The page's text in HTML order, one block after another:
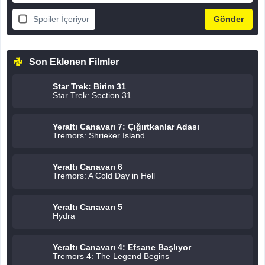
Spoiler İçeriyor
Son Eklenen Filmler
Star Trek: Birim 31
Star Trek: Section 31
Yeraltı Canavarı 7: Çığırtkanlar Adası
Tremors: Shrieker Island
Yeraltı Canavarı 6
Tremors: A Cold Day in Hell
Yeraltı Canavarı 5
Hydra
Yeraltı Canavarı 4: Efsane Başlıyor
Tremors 4: The Legend Begins